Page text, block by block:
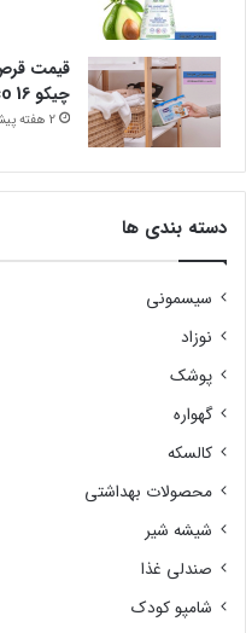
قیمت
چیکو Chicco 16 تایی
2 هفته پیش
دسته بندی ها
سیسمونی
نوزاد
پوشک
گهواره
کالسکه
محصولات بهداشتی
شیشه شیر
صندلی غذا
شامپو کودک